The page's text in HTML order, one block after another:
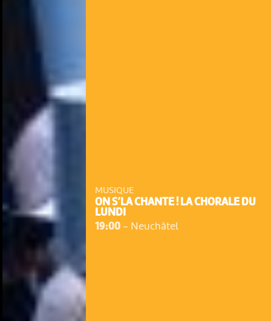
MUSIQUE
ON S’LA CHANTE ! LA CHORALE DU
LUNDI
19:00- Neuchâtel